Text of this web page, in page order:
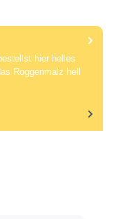
hier helles
Roggenmalz hell